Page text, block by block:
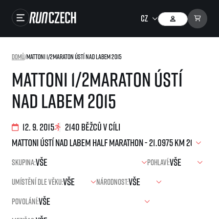
Foto & Video
RunCzech Store
Running Mall
Běžecké série
O běžecké lize
Jak to funguje
projekt SuperHalfs
Mattoni 1/2Maraton Ústí
nad Labem 2015
Domů/Mattoni 1/2Maraton Ústí nad Labem 2015
12. 9. 2015 2140 běžců v cíli
Skupina:
Pohlaví:
Umístění dle věku:
Národnost:
Povolání: